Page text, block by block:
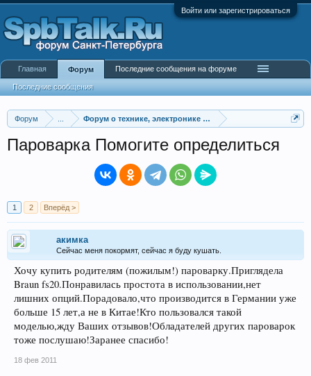
Войти или зарегистрироваться
Форум Форум о технике, электронике и гаджетах
Пароварка Помогите определиться
1 2 Вперёд >
акимка
Сейчас меня покормят, сейчас я буду кушать.
Хочу купить родителям (пожилым!) пароварку.Приглядела
Braun fs20.Понравилась простота в использовании,нет
лишних опций.Порадовало,что производится в Германии уже
больше 15 лет,а не в Китае!Кто пользовался такой
моделью,жду Ваших отзывов!Обладателей других пароварок
тоже послушаю!Заранее спасибо!
18 фев 2011
Главная Форум
Последние сообщения
Последние сообщения на форуме